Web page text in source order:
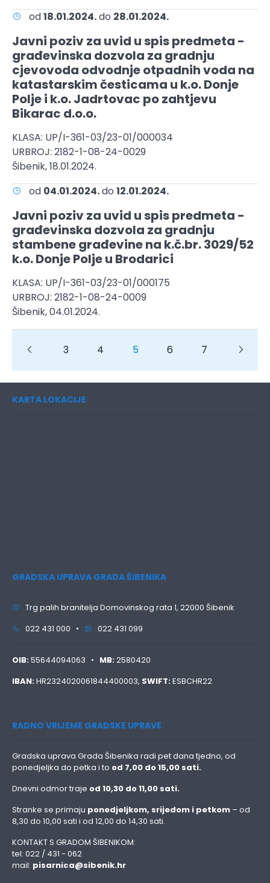
od18.01.2024.do 28.01.2024.
Javni poziv za uvid u spis predmeta -
građevinska dozvola za gradnju
cjevovoda odvodnje otpadnih voda na
katastarskim česticama u k.o. Donje
Polje i k.o. Jadrtovac po zahtjevu
Bikarac d.o.o.
KLASA: UP/I-361-03/23-01/000034
URBROJ: 2182-1-08-24-0029
Šibenik, 18.01.2024.
od 04.01.2024.do 12.01.2024.
Javni poziv za uvid u spis predmeta -
građevinska dozvola za gradnju
stambene građevine na k.č.br. 3029/52
k.o. Donje Polje u Brodarici
KLASA: UP/I-361-03/23-01/000175
URBROJ: 2182-1-08-24-0009
Šibenik, 04.01.2024.
Previous
3 4 5 6 7
KARTA LOKACIJE
GRADSKA UPRAVA GRADA ŠIBENIKA
Trg palih branitelja Domovinskog rata 1, 22000 Šibenik
022 431 000 •
022 431 099
OIB:55644094063 • MB:2580420
IBAN:HR2324020061844400003, SWIFT:ESBCHR22
RADNO VRIJEME GRADSKE UPRAVE
Gradska uprava Grada Šibenika radi pet dana tjedno, od
ponedjeljka do petka i to od 7,00 do 15,00 sati.
Dnevni odmor traje od 10,30 do 11,00 sati.
Stranke se primaju ponedjeljkom, srijedom i petkom – od
8,30 do 10,00 sati i od 12,00 do 14,30 sati.
KONTAKT S GRADOM ŠIBENIKOM:
tel: 022 / 431 - 062
mail: pisarnica@sibenik.hr